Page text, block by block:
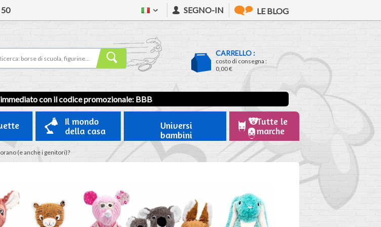
SEGNO-IN LE BLOG
CARRELLO :
costo di consegna :
0,00 €
con il codice promozionale: BBB
Il mondo
della casa
Universi
bambini
Tutte le
marche
(e anche i genitori)?